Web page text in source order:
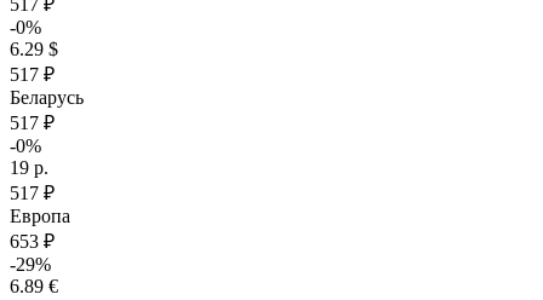
517 ₽
-0%
6.29 $
517 ₽
Беларусь
517 ₽
-0%
19 р.
517 ₽
Европа
653 ₽
-29%
6.89 €